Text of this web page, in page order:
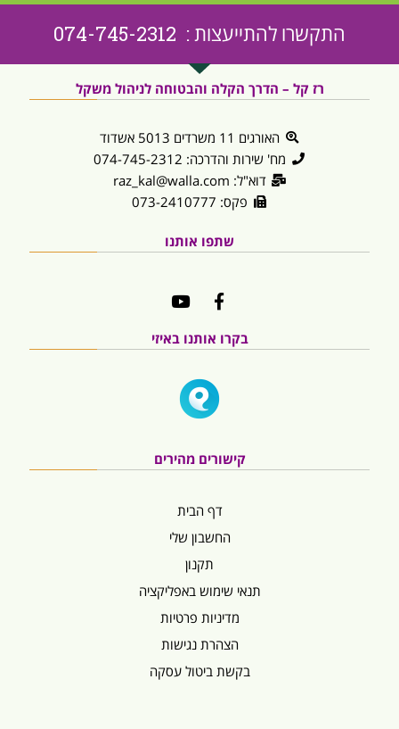
התקשרו להתייעצות : 074-745-2312
רז קל – הדרך הקלה והבטוחה לניהול משקל
האורגים 11 משרדים 5013 אשדוד
מח' שירות והדרכה: 074-745-2312
דוא"ל: raz_kal@walla.com
פקס: 073-2410777
שתפו אותנו
בקרו אותנו באיזי
קישורים מהירים
דף הבית
החשבון שלי
תקנון
תנאי שימוש באפליקציה
מדיניות פרטיות
הצהרת נגישות
בקשת ביטול עסקה